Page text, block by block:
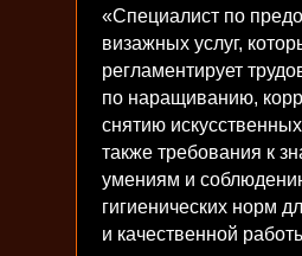
«Специалист по
визажных услуг,
регламентирует
по наращиванию,
снятию
также требования к
умениям и
гигиенических норм
и качественной